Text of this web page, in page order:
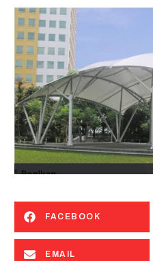
FACEBOOK
EMAIL